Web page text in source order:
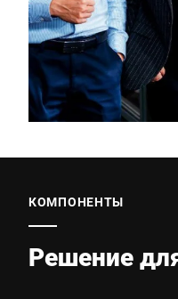
КОМПОНЕНТЫ
Решение